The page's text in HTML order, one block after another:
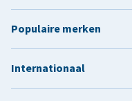
Populaire merken
Internationaal